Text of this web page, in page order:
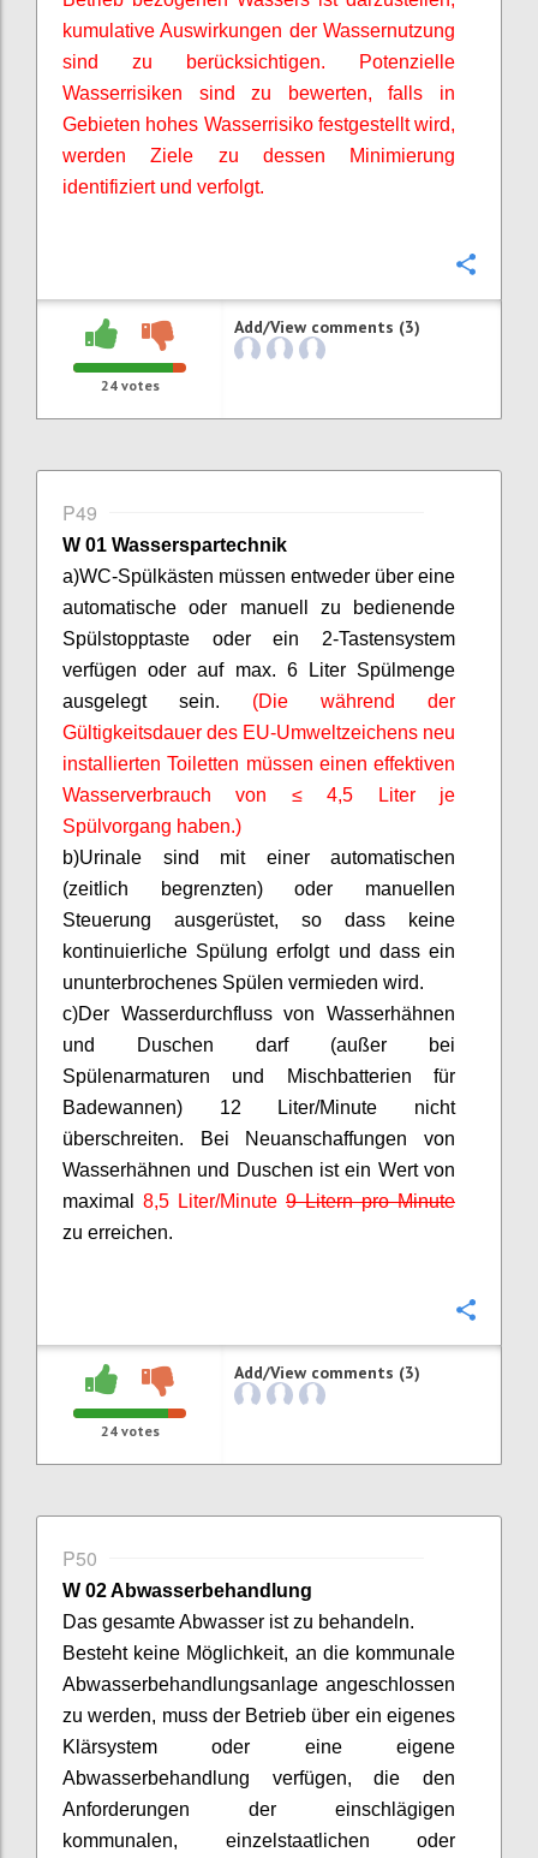
kumulative Auswirkungen der Wassernutzung
sind zu berücksichtigen. Potenzielle
Wasserrisiken sind zu bewerten, falls in
Gebieten hohes Wasserrisiko festgestellt wird,
werden Ziele zu dessen Minimierung
identifiziert und verfolgt.
24votes
Add/View comments (3)
P49
W 01 Wasserspartechnik
a)WC-Spülkästen müssen entweder über eine
automatische oder manuell zu bedienende
Spülstopptaste oder ein 2-Tastensystem
verfügen oder auf max. 6 Liter Spülmenge
ausgelegt sein. (Die während der
Gültigkeitsdauer des EU-Umweltzeichens neu
installierten Toiletten müssen einen effektiven
Wasserverbrauch von ≤ 4,5 Liter je
Spülvorgang haben.)
b)Urinale sind mit einer automatischen
(zeitlich begrenzten) oder manuellen
Steuerung ausgerüstet, so dass keine
kontinuierliche Spülung erfolgt und dass ein
ununterbrochenes Spülen vermieden wird.
c)Der Wasserdurchfluss von Wasserhähnen
und Duschen darf (außer bei
Spülenarmaturen und Mischbatterien für
Badewannen) 12 Liter/Minute nicht
überschreiten. Bei Neuanschaffungen von
Wasserhähnen und Duschen ist ein Wert von
maximal 8,5 Liter/Minute 9 Litern pro Minute
zu erreichen.
24votes
Add/View comments (3)
P50
W 02 Abwasserbehandlung
Das gesamte Abwasser ist zu behandeln.
Besteht keine Möglichkeit, an die kommunale
Abwasserbehandlungsanlage angeschlossen
zu werden, muss der Betrieb über ein eigenes
Klärsystem oder eine eigene
Abwasserbehandlung verfügen, die den
Anforderungen der einschlägigen
kommunalen, einzelstaatlichen oder